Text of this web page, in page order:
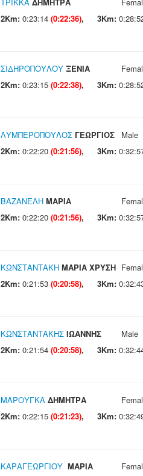
2Km: 0:23:14 (0:22:36), 3Km:
ΣΙΔΗΡΟΠΟΥΛΟΥ ΞΕΝΙΑ
2Km: 0:23:15 (0:22:38), 3Km:
ΛΥΜΠΕΡΟΠΟΥΛΟΣ ΓΕΩΡΓΙΟΣ Male
2Km: 0:22:20 (0:21:56), 3Km:
ΒΑΖΑΝΕΛΗ ΜΑΡΙΑ
2Km: 0:22:20 (0:21:56), 3Km:
ΚΩΝΣΤΑΝΤΑΚΗ ΜΑΡΙΑ ΧΡΥΣΗ
2Km: 0:21:53 (0:20:58), 3Km:
ΚΩΝΣΤΑΝΤΑΚΗΣ ΙΩΑΝΝΗΣ Male
2Km: 0:21:54 (0:20:58), 3Km:
ΜΑΡΟΥΓΚΑ ΔΗΜΗΤΡΑ
2Km: 0:22:15 (0:21:23), 3Km:
ΚΑΡΑΓΕΩΡΓΙΟΥ ΜΑΡΙΑ